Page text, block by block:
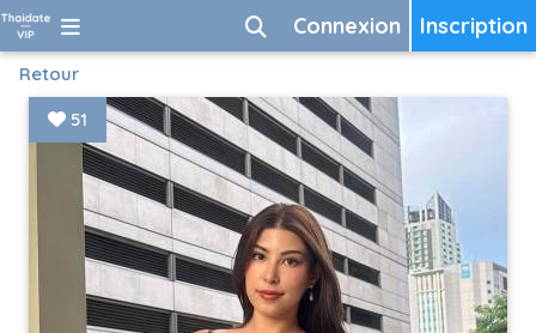
Inscription
Connexion
Retour
51